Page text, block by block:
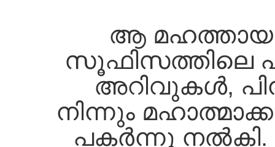
ആ മഹത്തായ
സൂഫിസത്തിലെ
അറിവുകള്‍,
നിന്നും
പകര്‍ന്നു